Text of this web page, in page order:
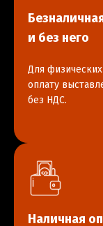
и без него
Для
оплату
без НДС.
Наличная